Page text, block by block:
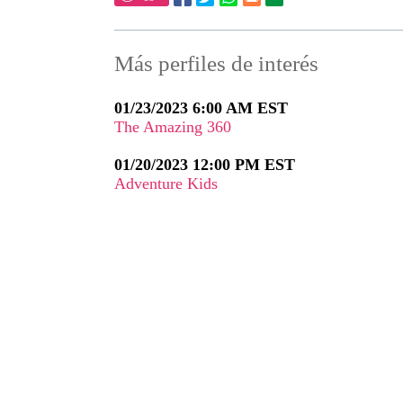
Más perfiles de interés
01/23/2023 6:00 AM EST
The Amazing 360
01/20/2023 12:00 PM EST
Adventure Kids